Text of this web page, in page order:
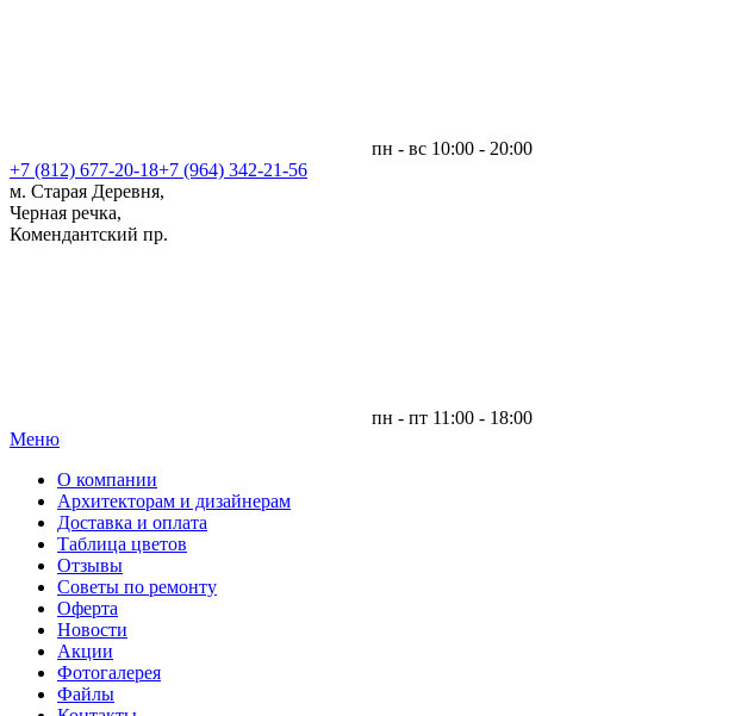
пн - вс 10:00 - 20:00
+7 (812) 677-20-18+7 (964) 342-21-56
м. Старая Деревня,
Черная речка,
Комендантский пр.
пн - пт 11:00 - 18:00
Меню|
О компании
Архитекторам и дизайнерам
Доставка и оплата
Таблица цветов
Отзывы
Советы по ремонту
Оферта
Новости
Акции
Фотогалерея
Файлы